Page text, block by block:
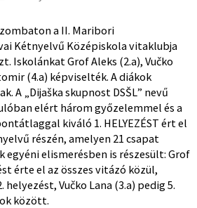
a II. Maribori
Kétnyelvű Középiskola vitaklubja
Iskolánkat Grof Aleks (2.a), Vučko
(4.a) képviselték. A diákok
A „Dijaška skupnost DSŠL” nevű
elért három győzelemmel és a
kiváló 1. HELYEZÉST ért el
részén, amelyen 21 csapat
elismerésben is részesült: Grof
érte el az összes vitázó közül,
helyezést, Vučko Lana (3.a) pedig 5.
között.